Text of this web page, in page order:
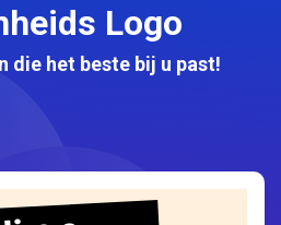
Logo
die het beste bij u past!